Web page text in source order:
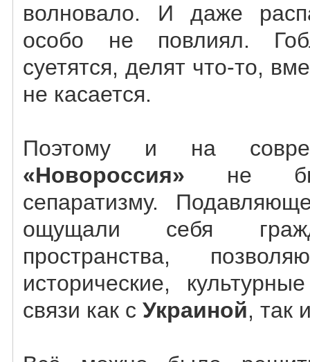
волновало. И даже
особо не повлиял.
суетятся, делят что-то,
не касается.
Поэтому и на
«Новороссия» не
сепаратизму.
ощущали себя
пространства,
исторические,
связи как сУкраиной, так